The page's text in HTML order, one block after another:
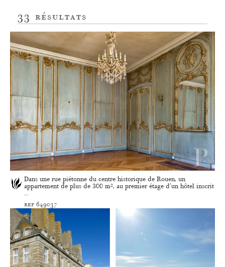
33 résultats
Dans une rue piétonne du centre historique de Rouen, un
appartement de plus de 300 m², au premier étage d'un hôtel inscrit
ref 649037